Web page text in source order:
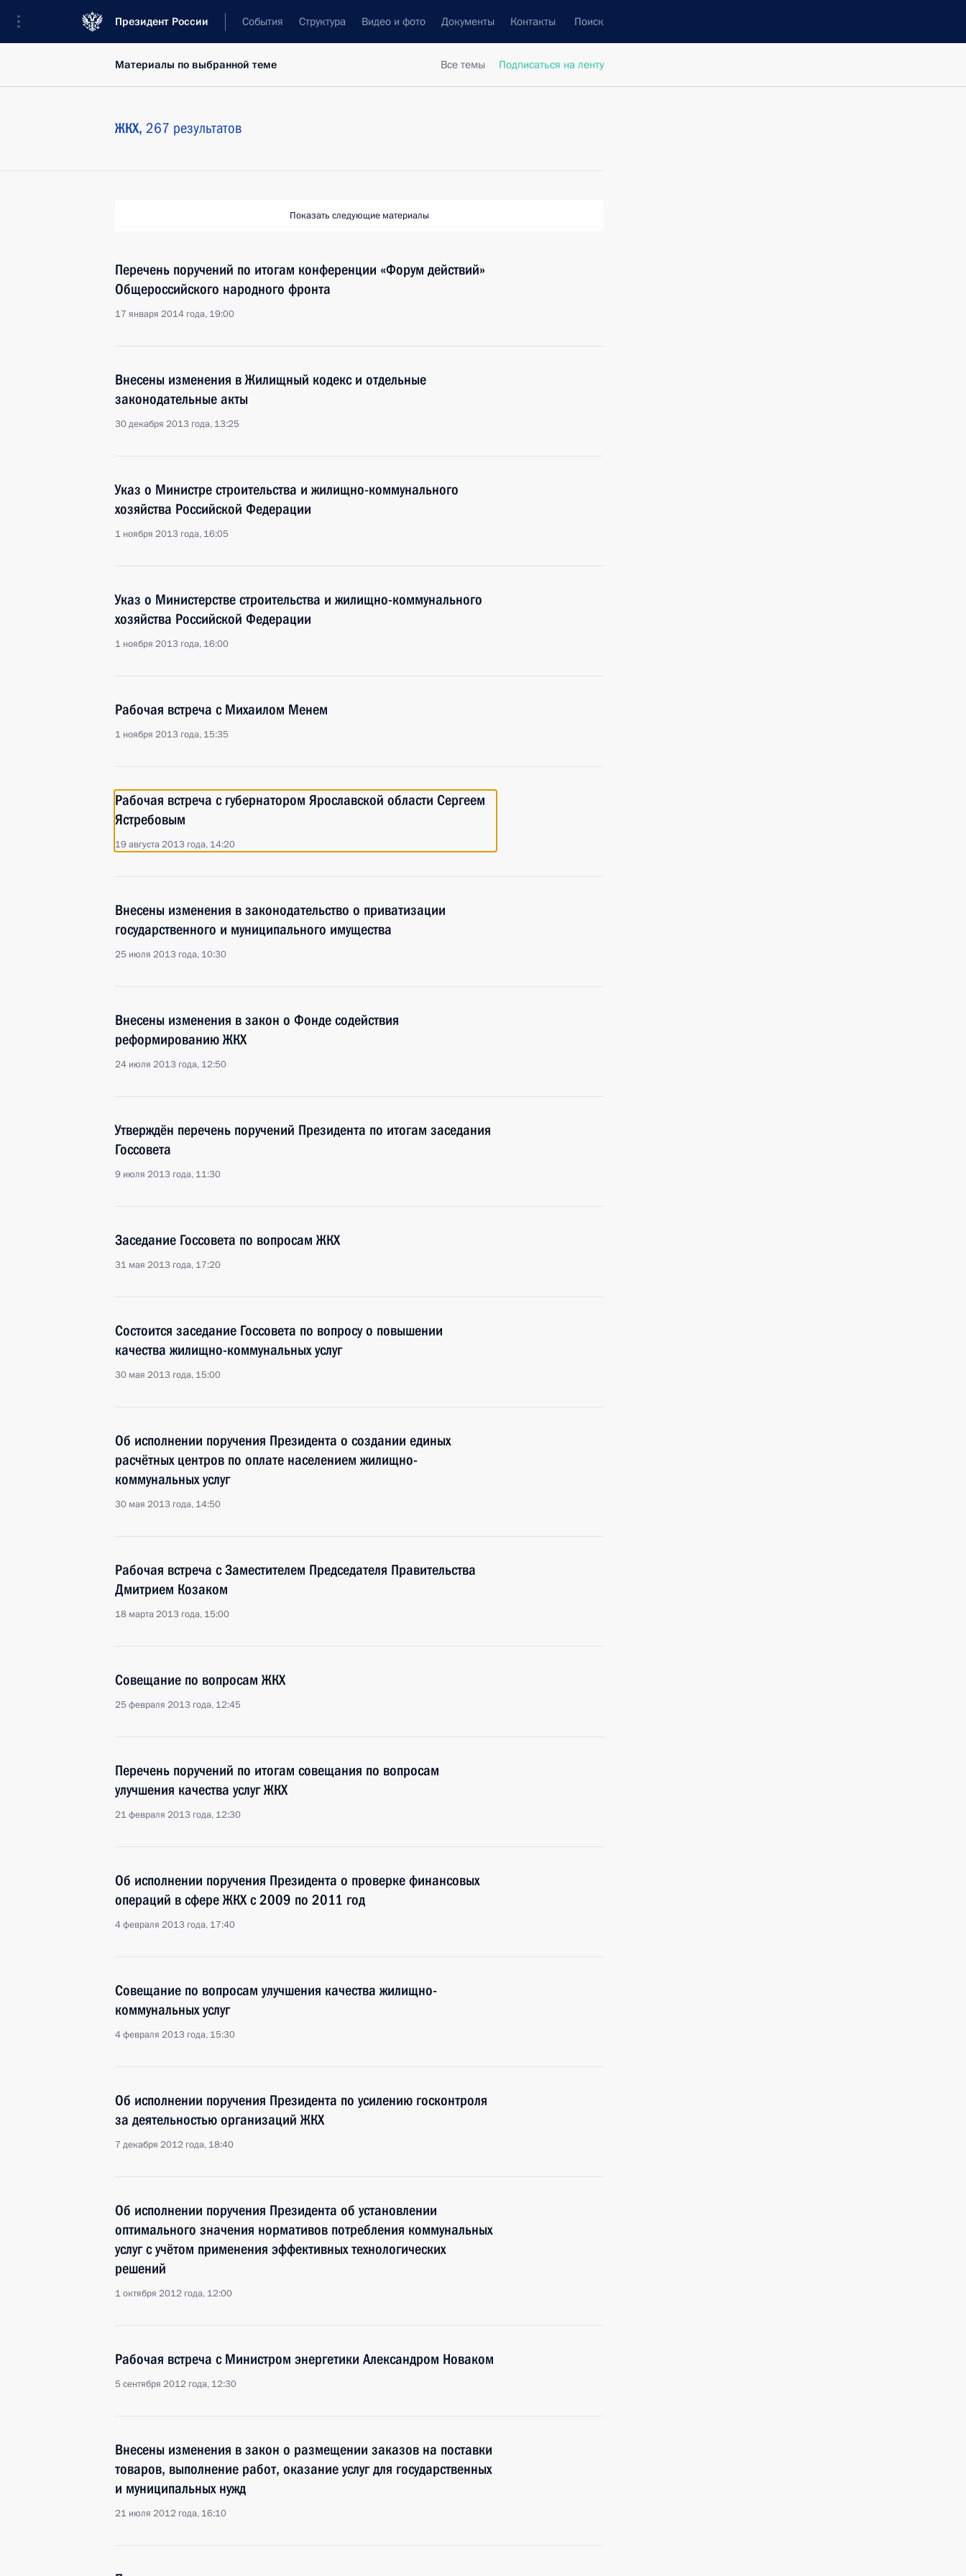
Президент России События Структура Видео и фото Документы Контакты Поиск
Все темы Подписаться на ленту
Материалы по выбранной теме
ЖКХ, 267 результатов
Показать следующие материалы
Перечень поручений по итогам конференции «Форум действий»
Общероссийского народного фронта
17 января 2014 года, 19:00
Внесены изменения в Жилищный кодекс и отдельные
законодательные акты
30 декабря 2013 года, 13:25
Указ о Министре строительства и жилищно-коммунального
хозяйства Российской Федерации
1 ноября 2013 года, 16:05
Указ о Министерстве строительства и жилищно-коммунального
хозяйства Российской Федерации
1 ноября 2013 года, 16:00
Рабочая встреча с Михаилом Менем
1 ноября 2013 года, 15:35
Рабочая встреча с губернатором Ярославской области Сергеем
Ястребовым
19 августа 2013 года, 14:20
Внесены изменения в законодательство о приватизации
государственного и муниципального имущества
25 июля 2013 года, 10:30
Внесены изменения в закон о Фонде содействия
реформированию ЖКХ
24 июля 2013 года, 12:50
Утверждён перечень поручений Президента по итогам заседания
Госсовета
9 июля 2013 года, 11:30
Заседание Госсовета по вопросам ЖКХ
31 мая 2013 года, 17:20
Состоится заседание Госсовета по вопросу о повышении
качества жилищно-коммунальных услуг
30 мая 2013 года, 15:00
Об исполнении поручения Президента о создании единых
расчётных центров по оплате населением жилищно-
коммунальных услуг
30 мая 2013 года, 14:50
Рабочая встреча с Заместителем Председателя Правительства
Дмитрием Козаком
18 марта 2013 года, 15:00
Совещание по вопросам ЖКХ
25 февраля 2013 года, 12:45
Перечень поручений по итогам совещания по вопросам
улучшения качества услуг ЖКХ
21 февраля 2013 года, 12:30
Об исполнении поручения Президента о проверке финансовых
операций в сфере ЖКХ с 2009 по 2011 год
4 февраля 2013 года, 17:40
Совещание по вопросам улучшения качества жилищно-
коммунальных услуг
4 февраля 2013 года, 15:30
Об исполнении поручения Президента по усилению госконтроля
за деятельностью организаций ЖКХ
7 декабря 2012 года, 18:40
Об исполнении поручения Президента об установлении
оптимального значения нормативов потребления коммунальных
услуг с учётом применения эффективных технологических
решений
1 октября 2012 года, 12:00
Рабочая встреча с Министром энергетики Александром Новаком
5 сентября 2012 года, 12:30
Внесены изменения в закон о размещении заказов на поставки
товаров, выполнение работ, оказание услуг для государственных
и муниципальных нужд
21 июля 2012 года, 16:10